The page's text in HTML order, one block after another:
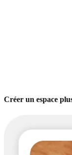
Créer un espace